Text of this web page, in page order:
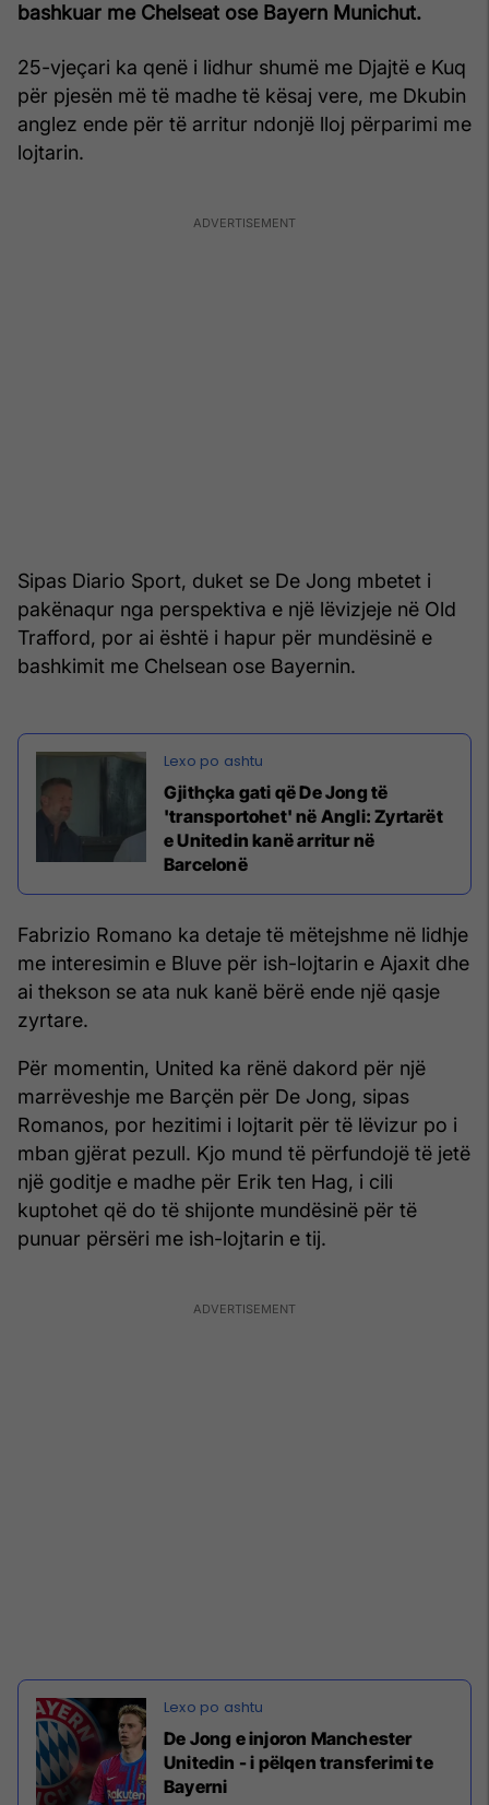
bashkuar me Chelseat ose Bayern Munichut.
25-vjeçari ka qenë i lidhur shumë me Djajtë e Kuq
për pjesën më të madhe të kësaj vere, me Dkubin
anglez ende për të arritur ndonjë lloj përparimi me
lojtarin.
Sipas Diario Sport, duket se De Jong mbetet i
pakënaqur nga perspektiva e një lëvizjeje në Old
Trafford, por ai është i hapur për mundësinë e
bashkimit me Chelsean ose Bayernin.
Gjithçka gati që De Jong të
'transportohet' në Angli: Zyrtarët
e Unitedin kanë arritur në
Barcelonë
Fabrizio Romano ka detaje të mëtejshme në lidhje
me interesimin e Bluve për ish-lojtarin e Ajaxit dhe
ai thekson se ata nuk kanë bërë ende një qasje
zyrtare.
Për momentin, United ka rënë dakord për një
marrëveshje me Barçën për De Jong, sipas
Romanos, por hezitimi i lojtarit për të lëvizur po i
mban gjërat pezull. Kjo mund të përfundojë të jetë
një goditje e madhe për Erik ten Hag, i cili
kuptohet që do të shijonte mundësinë për të
punuar përsëri me ish-lojtarin e tij.
De Jong e injoron Manchester
Unitedin - i pëlqen transferimi te
Bayerni